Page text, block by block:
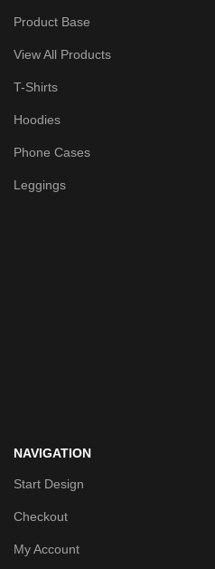
Product Base
View All Products
T-Shirts
Hoodies
Phone Cases
Leggings
NAVIGATION
Start Design
Checkout
My Account